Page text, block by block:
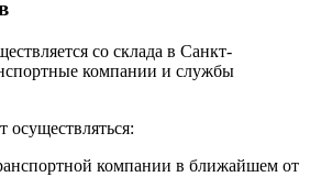
со склада в Санкт-
компании и службы
осуществляться:
компании в ближайшем от